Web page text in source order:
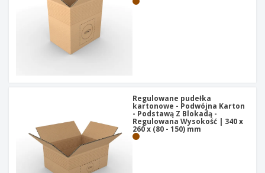
Regulowane pudełka
kartonowe - Podwójna Karton
- Podstawą Z Blokadą -
Regulowana Wysokość | 340 x
260 x (80 - 150) mm